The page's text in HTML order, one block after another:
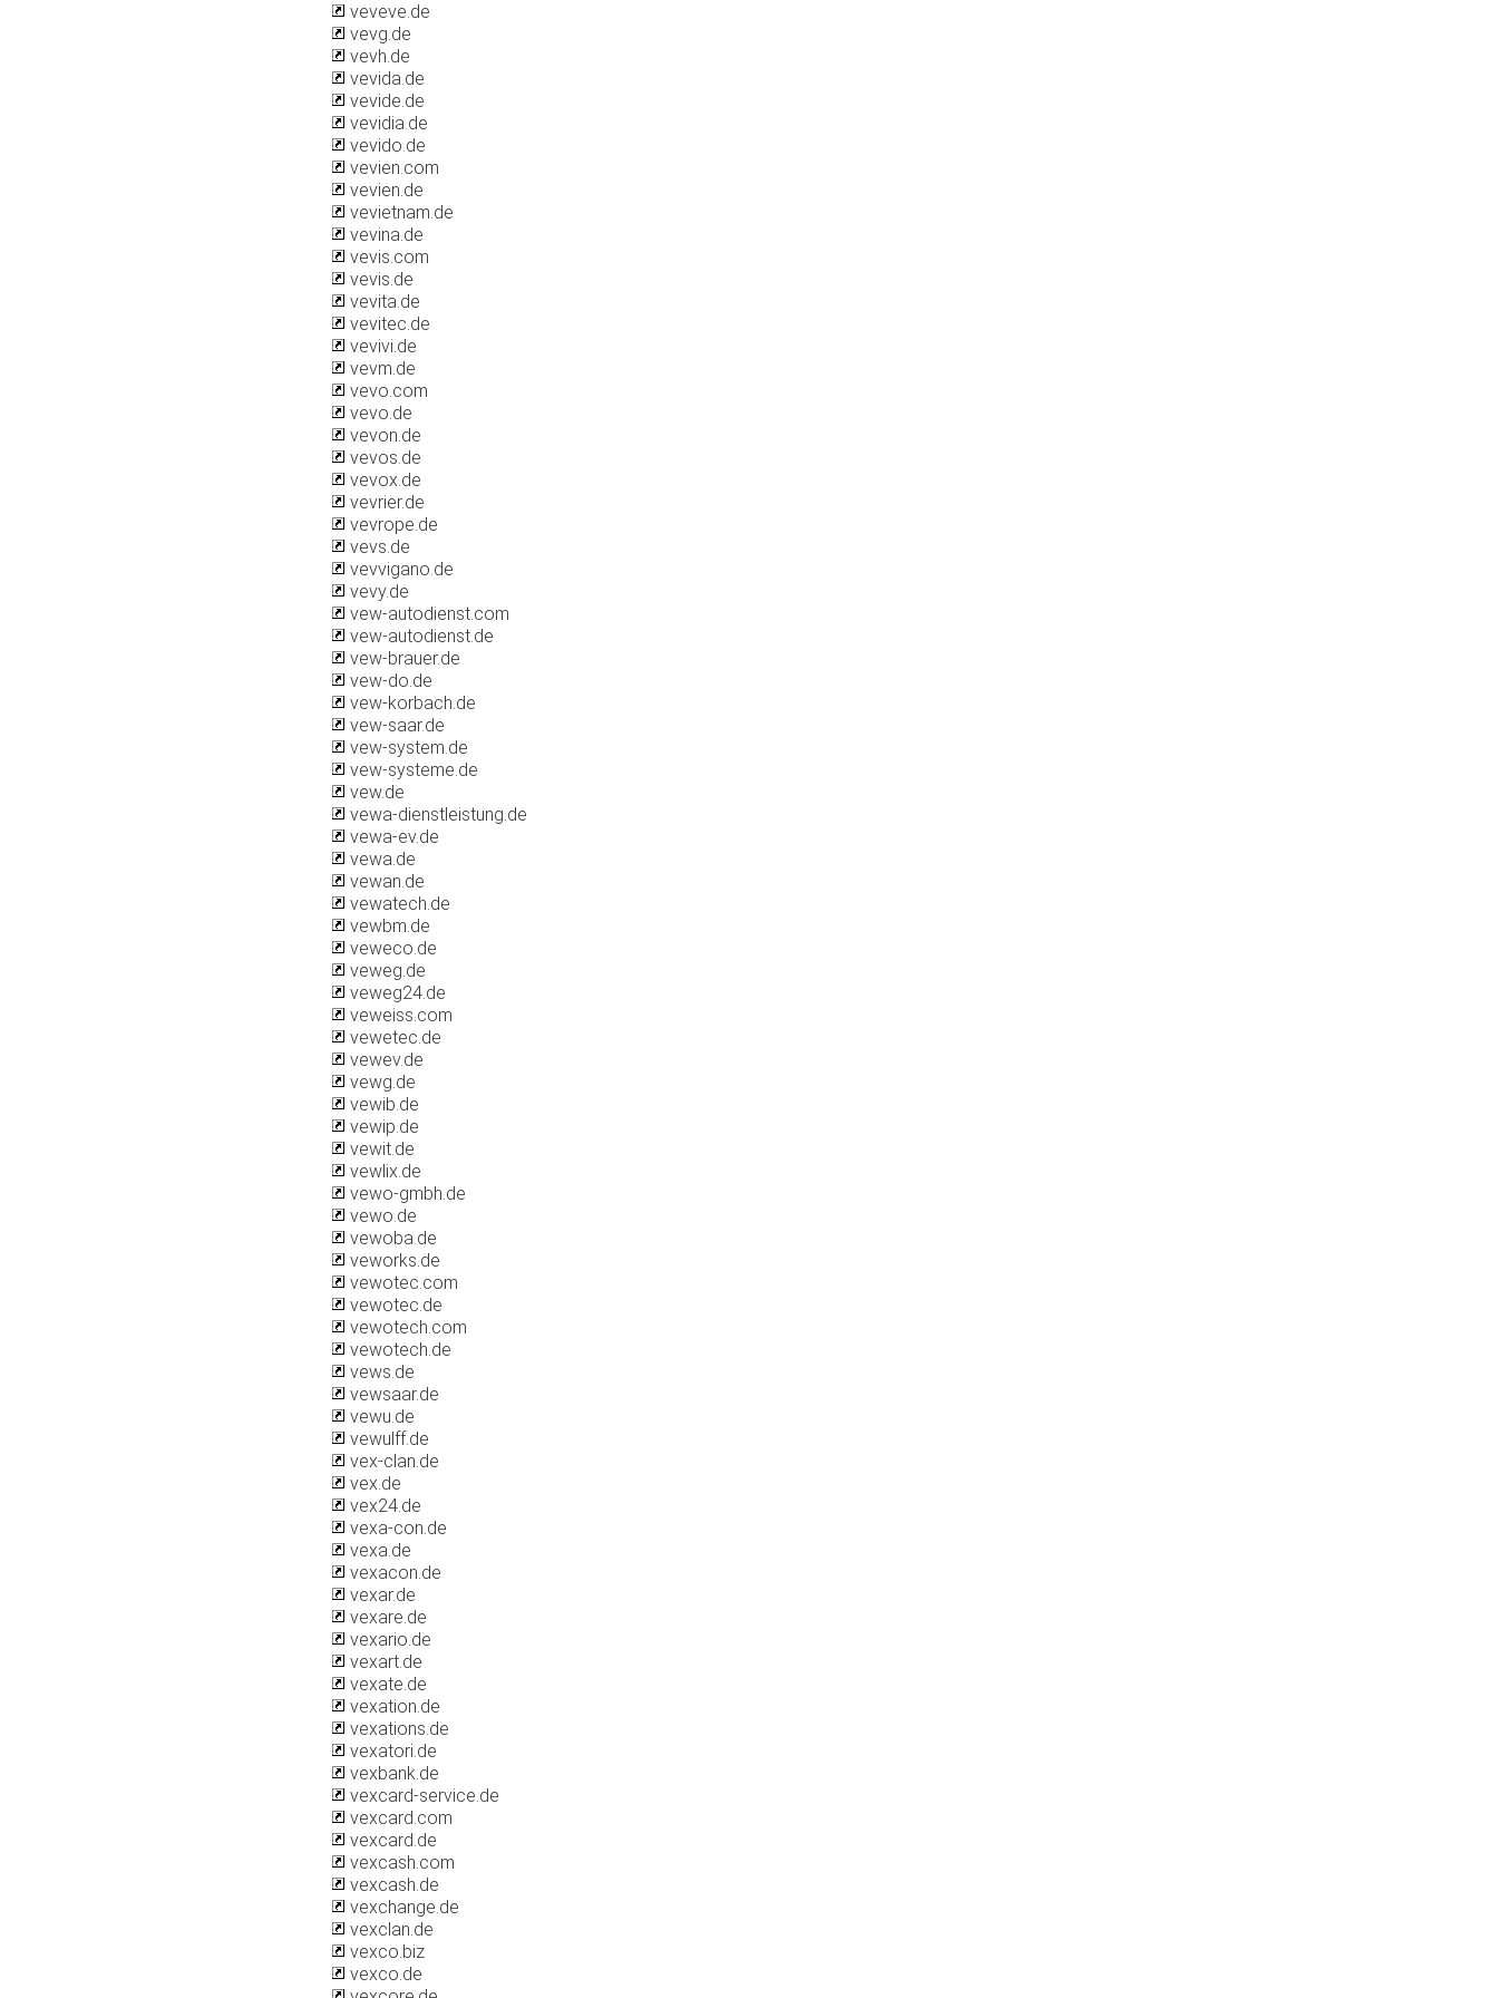
veveve.de
vevg.de
vevh.de
vevida.de
vevide.de
vevidia.de
vevido.de
vevien.com
vevien.de
vevietnam.de
vevina.de
vevis.com
vevis.de
vevita.de
vevitec.de
vevivi.de
vevm.de
vevo.com
vevo.de
vevon.de
vevos.de
vevox.de
vevrier.de
vevrope.de
vevs.de
vevvigano.de
vevy.de
vew-autodienst.com
vew-autodienst.de
vew-brauer.de
vew-do.de
vew-korbach.de
vew-saar.de
vew-system.de
vew-systeme.de
vew.de
vewa-dienstleistung.de
vewa-ev.de
vewa.de
vewan.de
vewatech.de
vewbm.de
veweco.de
veweg.de
veweg24.de
veweiss.com
vewetec.de
vewev.de
vewg.de
vewib.de
vewip.de
vewit.de
vewlix.de
vewo-gmbh.de
vewo.de
vewoba.de
veworks.de
vewotec.com
vewotec.de
vewotech.com
vewotech.de
vews.de
vewsaar.de
vewu.de
vewulff.de
vex-clan.de
vex.de
vex24.de
vexa-con.de
vexa.de
vexacon.de
vexar.de
vexare.de
vexario.de
vexart.de
vexate.de
vexation.de
vexations.de
vexatori.de
vexbank.de
vexcard-service.de
vexcard.com
vexcard.de
vexcash.com
vexcash.de
vexchange.de
vexclan.de
vexco.biz
vexco.de